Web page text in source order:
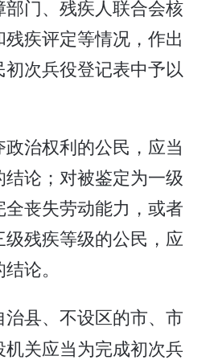
部门、残疾人联合会核
疾评定等情况，作出
次兵役登记表中予以
治权利的公民，应当
论；对被鉴定为一级
丧失劳动能力，或者
残疾等级的公民，应
论。
治县、不设区的市、市
关应当为完成初次兵